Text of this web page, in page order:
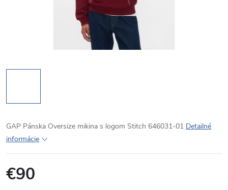
GAP Pánska Oversize mikina s logom Stitch 646031-01 Detailné
informácie
€90